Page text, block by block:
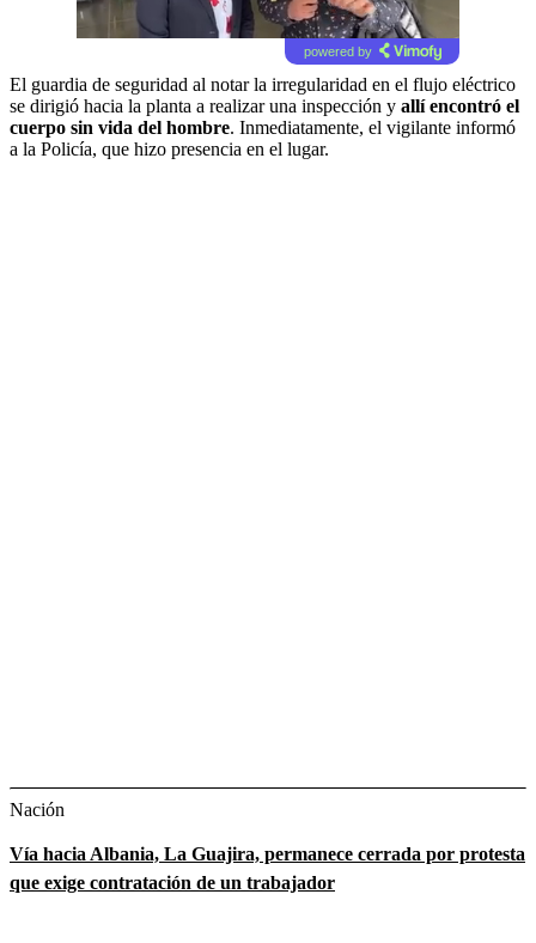
powered by
El guardia de seguridad al notar la irregularidad en el flujo eléctrico
se dirigió hacia la planta a realizar una inspección y allí encontró el
cuerpo sin vida del hombre. Inmediatamente, el vigilante informó
a la Policía, que hizo presencia en el lugar.
Nación
Vía hacia Albania, La Guajira, permanece cerrada por protesta
que exige contratación de un trabajador